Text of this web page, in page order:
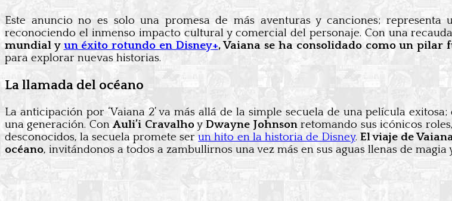
Este anuncio no es solo una promesa de más aventuras y canciones;
reconociendo el inmenso impacto cultural y comercial del personaje. Con una
mundial y un éxito rotundo en Disney+, Vaiana se ha consolidado como un
para explorar nuevas historias.
La llamada del océano
La anticipación por ‘Vaiana 2’ va más allá de la simple secuela de una película
una generación. ConAuli’i Cravalhoy Dwayne Johnson retomando sus icónicos
desconocidos, la secuela promete serun hito en la historia de Disney. El viaje de
océano, invitándonos a todos a zambullirnos una vez más en sus aguas llenas de magia